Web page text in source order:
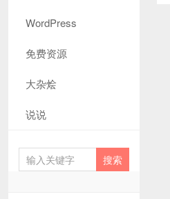
WordPress
免费资源
大杂烩
说说